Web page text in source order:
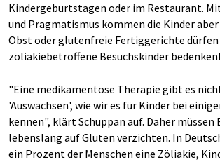
Kindergeburtstagen oder im Restaurant.
und Pragmatismus kommen die Kinder
Obst oder glutenfreie Fertiggerichte dürfen
zöliakiebetroffene Besuchskinder
"Eine medikamentöse Therapie gibt es
'Auswachsen', wie wir es für Kinder bei
kennen", klärt Schuppan auf. Daher müssen
lebenslang auf Gluten verzichten. In
ein Prozent der Menschen eine Zöliakie,